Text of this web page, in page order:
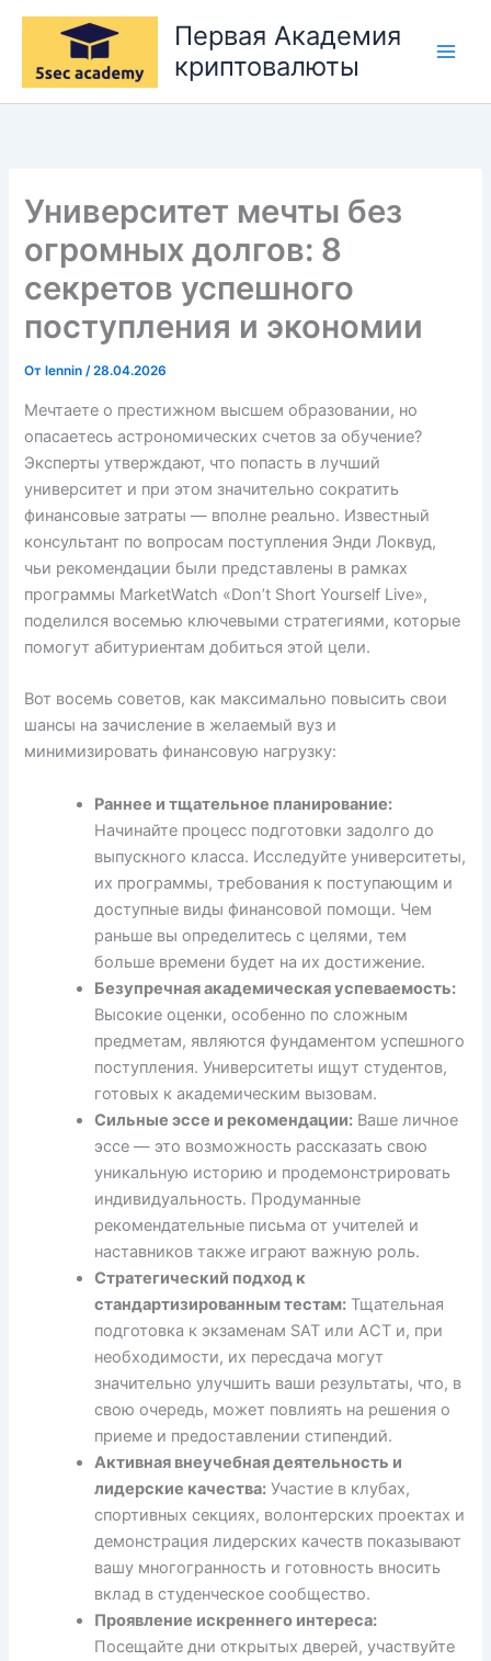
Перейти
содержимому
Первая Академия
криптовалюты
Университет мечты без
огромных долгов: 8
секретов успешного
поступления и экономии
От lennin/28.04.2026
Мечтаете о престижном высшем образовании, но
опасаетесь астрономических счетов за обучение?
Эксперты утверждают, что попасть в лучший
университет и при этом значительно сократить
финансовые затраты — вполне реально. Известный
консультант по вопросам поступления Энди Локвуд,
чьи рекомендации были представлены в рамках
программы MarketWatch «Don’t Short Yourself Live»,
поделился восемью ключевыми стратегиями, которые
помогут абитуриентам добиться этой цели.
Вот восемь советов, как максимально повысить свои
шансы на зачисление в желаемый вуз и
минимизировать финансовую нагрузку:
Раннее и тщательное планирование:
Начинайте процесс подготовки задолго до
выпускного класса. Исследуйте университеты,
их программы, требования к поступающим и
доступные виды финансовой помощи. Чем
раньше вы определитесь с целями, тем
больше времени будет на их достижение.
Безупречная академическая успеваемость:
Высокие оценки, особенно по сложным
предметам, являются фундаментом успешного
поступления. Университеты ищут студентов,
готовых к академическим вызовам.
Сильные эссе и рекомендации: Ваше личное
эссе — это возможность рассказать свою
уникальную историю и продемонстрировать
индивидуальность. Продуманные
рекомендательные письма от учителей и
наставников также играют важную роль.
Стратегический подход к
стандартизированным тестам: Тщательная
подготовка к экзаменам SAT или ACT и, при
необходимости, их пересдача могут
значительно улучшить ваши результаты, что, в
свою очередь, может повлиять на решения о
приеме и предоставлении стипендий.
Активная внеучебная деятельность и
лидерские качества: Участие в клубах,
спортивных секциях, волонтерских проектах и
демонстрация лидерских качеств показывают
вашу многогранность и готовность вносить
вклад в студенческое сообщество.
Проявление искреннего интереса:
Посещайте дни открытых дверей, участвуйте